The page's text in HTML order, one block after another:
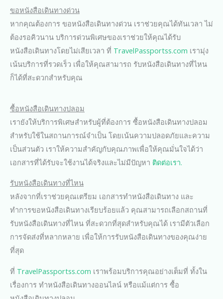
ขอหนังสือเดินทางด่วน
หากคุณต้องการ ขอหนังสือเดินทางด่วน เราช่วยคุณได้ทันเวลา ไม่
ต้องรอคิวนาน บริการด่วนพิเศษของเราช่วยให้คุณได้รับ
หนังสือเดินทางโดยไม่เสียเวลา ที่ TravelPassportss.com เรามุ่ง
เน้นบริการที่รวดเร็ว เพื่อให้คุณสามารถ รับหนังสือเดินทางที่ไหน
ก็ได้ที่สะดวกสำหรับคุณ
ซื้อหนังสือเดินทางปลอม
เรายังให้บริการพิเศษสำหรับผู้ที่ต้องการ ซื้อหนังสือเดินทางปลอม
สำหรับใช้ในสถานการณ์จำเป็น โดยเน้นความปลอดภัยและความ
เป็นส่วนตัว เราให้ความสำคัญกับคุณภาพเพื่อให้คุณมั่นใจได้ว่า
เอกสารที่ได้รับจะใช้งานได้จริงและไม่มีปัญหา ติดต่อเรา.
รับหนังสือเดินทางที่ไหน
หลังจากที่เราช่วยคุณเตรียม เอกสารทำหนังสือเดินทาง และ
ทำการขอหนังสือเดินทางเรียบร้อยแล้ว คุณสามารถเลือกสถานที่
รับหนังสือเดินทางที่ไหน ที่สะดวกที่สุดสำหรับคุณได้ เรามีตัวเลือก
การจัดส่งที่หลากหลาย เพื่อให้การรับหนังสือเดินทางของคุณง่าย
ที่สุด
ที่ TravelPassportss.com เราพร้อมบริการคุณอย่างเต็มที่ ทั้งใน
เรื่องการ ทำหนังสือเดินทางออนไลน์ หรือแม้แต่การ ซื้อ